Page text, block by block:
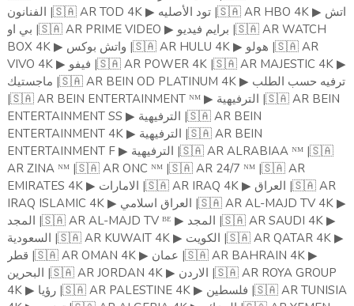
الفنانون |🇸🇦AR ️TOD 4K ▶ تود الأصليه |🇸🇦AR ️HBO 4K ▶
بي او |🇸🇦AR PRIME VIDEO ▶ برايم فيديو |🇸🇦AR ️WATCH
BOX 4K ▶ واتش بوكس |🇸🇦AR ️HULU 4K ▶ ️هولو |🇸🇦AR
️VIVO 4K ▶ ️فيفو |🇸🇦AR ️POWER 4K |🇸🇦AR ️MAJESTIC 4K ▶
️ماجستيك |🇸🇦AR BEIN OD PLATINUM 4K ▶
|🇸🇦AR BEIN ENTERTAINMENT ᴺᴹ ▶ الترفيهية |🇸🇦AR BEIN
ENTERTAINMENT SS ▶ الترفيهية |🇸🇦AR BEIN
ENTERTAINMENT 4K ▶ الترفيهية |🇸🇦AR BEIN
ENTERTAINMENT F ▶ الترفيهية |🇸🇦AR ALRABIAA ᴺᴹ |🇸🇦
AR ZINA ᴺᴹ |🇸🇦AR ONC ᴺᴹ |🇸🇦AR 24/7 ᴺᴹ |🇸🇦AR
EMIRATES 4K ▶ الامارات |🇸🇦AR IRAQ 4K ▶ العراق |🇸🇦AR
IRAQ ISLAMIC 4K ▶ العراق اسلامي |🇸🇦AR AL-MAJD TV 4K ▶
المجد |🇸🇦AR AL-MAJD TV ᴮᴱ ▶ المجد |🇸🇦AR SAUDI 4K ▶
السعودية |🇸🇦AR KUWAIT 4K ▶ الكويت |🇸🇦AR QATAR 4K ▶
قطر |🇸🇦AR OMAN 4K ▶ عمان |🇸🇦AR BAHRAIN 4K ▶
البحرين |🇸🇦AR JORDAN 4K ▶ الاردن |🇸🇦AR ROYA GROUP
4K ▶ رؤيا |🇸🇦AR PALESTINE 4K ▶ فلسطين |🇸🇦AR TUNISIA